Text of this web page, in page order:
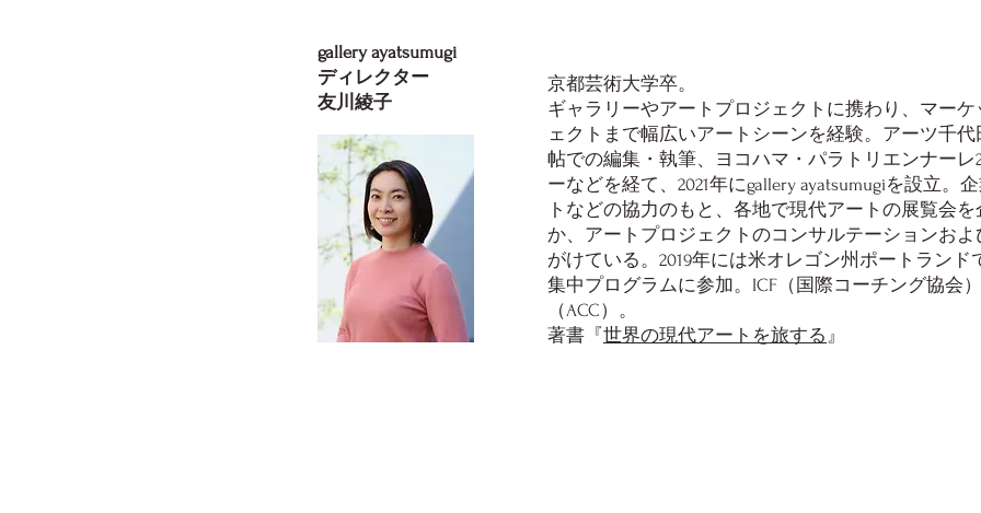
gallery ayatsumugi
ディレクター
友川綾子
京都芸術大学卒。
ギャラリーやアートプロジェクトに携わり、マー
ェクトまで幅広いアートシーンを経験。アーツ千代
帖での編集・執筆、ヨコハマ・パラトリエンナーレ
ーなどを経て、2021年にgallery ayatsumugiを設立。
トなどの協力のもと、各地で現代アートの展覧会
か、アートプロジェクトのコンサルテーションお
がけている。2019年には米オレゴン州ポートランド
集中プログラムに参加。ICF（国際コーチング協会
（ACC）。
著書『世界の現代アートを旅する 』